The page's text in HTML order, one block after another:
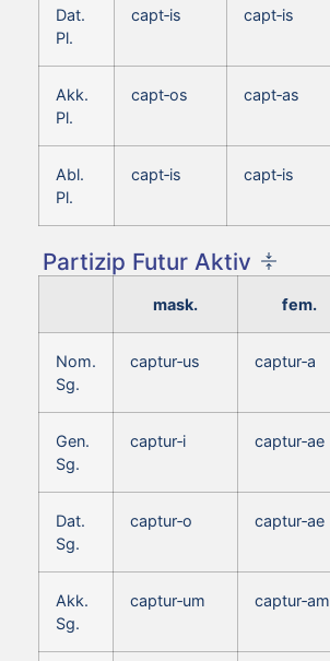
Dat.
Pl.
capt‑is capt‑is
Akk.
Pl.
capt‑os capt‑as
Abl.
Pl.
capt‑is capt‑is
Partizip Futur Aktiv
mask. fem.
Nom.
Sg.
captur‑us captur‑a
Gen.
Sg.
captur‑i captur‑ae
Dat.
Sg.
captur‑o captur‑ae
Akk.
Sg.
captur‑um captur‑am